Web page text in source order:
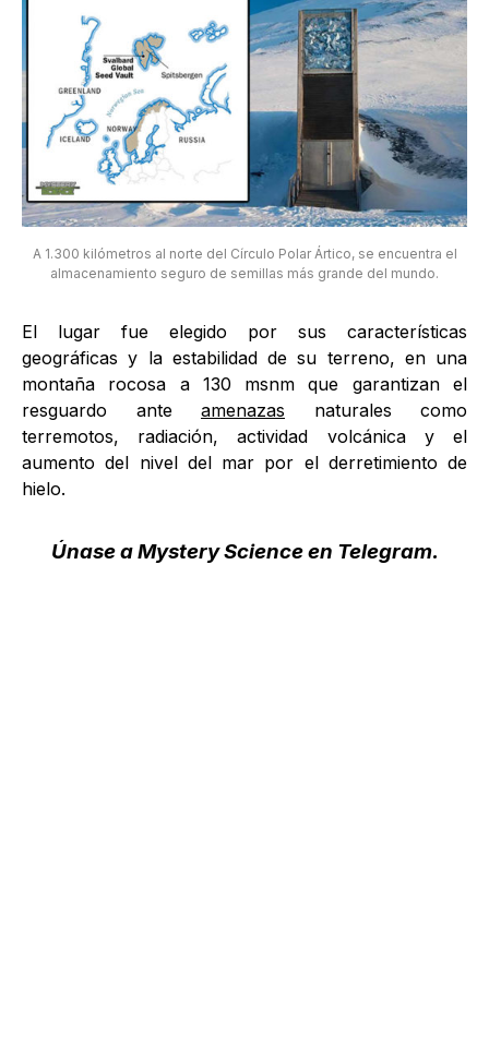
A 1.300 kilómetros al norte del Círculo Polar Ártico, se encuentra el
almacenamiento seguro de semillas más grande del mundo.
El lugar fue elegido por sus características
geográficas y la estabilidad de su terreno, en una
montaña rocosa a 130 msnm que garantizan el
resguardo ante amenazas naturales como
terremotos, radiación, actividad volcánica y el
aumento del nivel del mar por el derretimiento de
hielo.
Únase a Mystery Science en Telegram.